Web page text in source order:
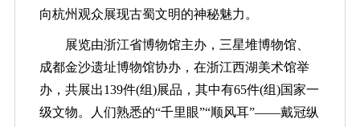
向杭州观众展现古蜀文明的神秘魅力。
展览由浙江省博物馆主办，三星堆博物馆、
成都金沙遗址博物馆协办，在浙江西湖美术馆举
办，共展出139件(组)展品，其中有65件(组)国家一
级文物。人们熟悉的“千里眼”“顺风耳”——戴冠纵